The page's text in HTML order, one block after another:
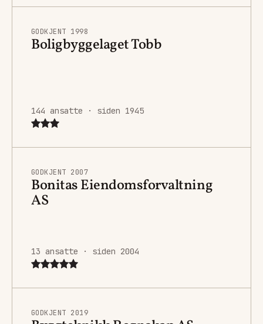
GODKJENT 1998
Boligbyggelaget Tobb
144 ansatte · siden 1945
GODKJENT 2007
Bonitas Eiendomsforvaltning
AS
13 ansatte · siden 2004
GODKJENT 2019